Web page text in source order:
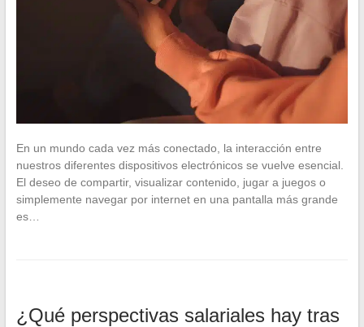
En un mundo cada vez más conectado, la interacción entre
nuestros diferentes dispositivos electrónicos se vuelve esencial.
El deseo de compartir, visualizar contenido, jugar a juegos o
simplemente navegar por internet en una pantalla más grande
es…
¿Qué perspectivas salariales hay tras